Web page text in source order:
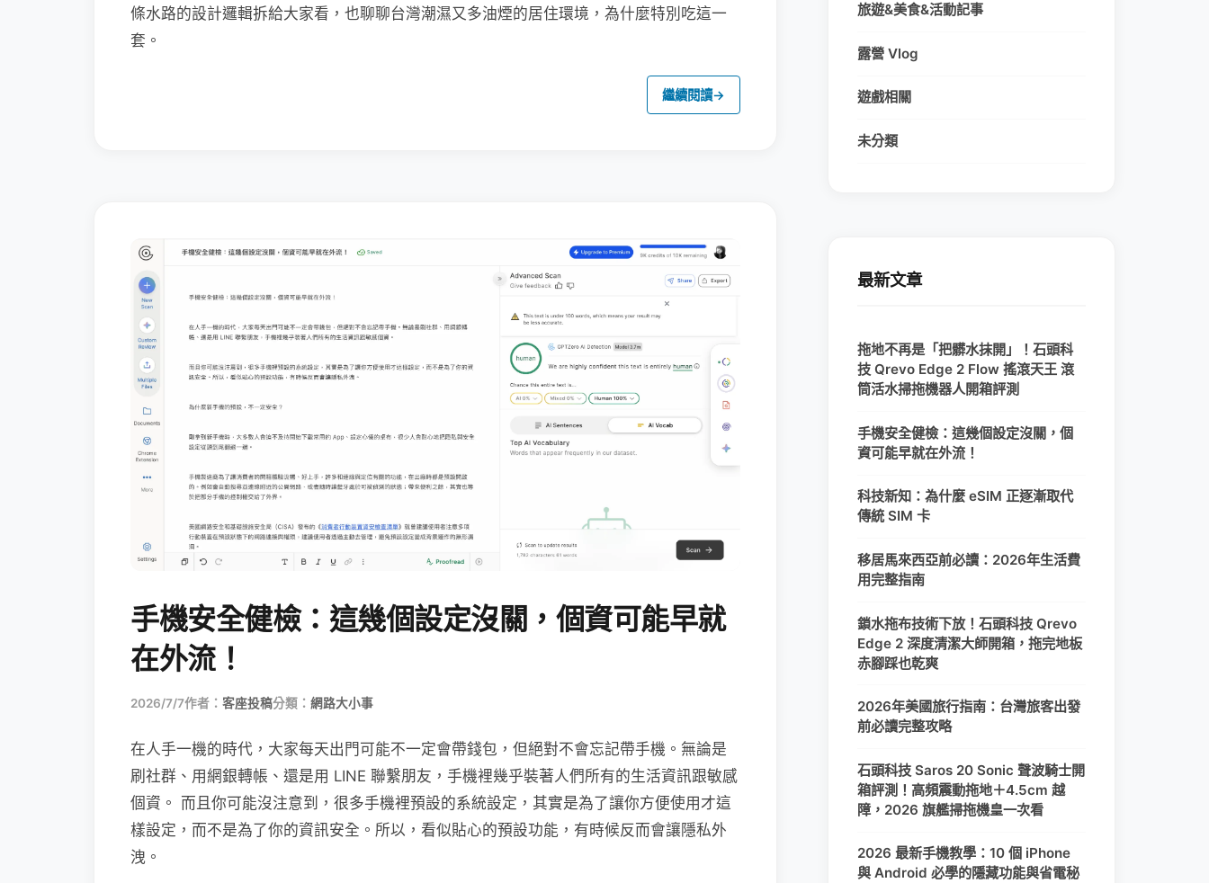
條水路的設計邏輯拆給大家看，也聊聊台灣潮濕又多油煙的居住環境，為什麼特別吃這一
套。
繼續閱讀→
手機安全健檢：這幾個設定沒關，個資可能早就
在外流！
2026/7/7作者： 客座投稿分類： 網路大小事
在人手一機的時代，大家每天出門可能不一定會帶錢包，但絕對不會忘記帶手機。無論是
刷社群、用網銀轉帳、還是用 LINE 聯繫朋友，手機裡幾乎裝著人們所有的生活資訊跟敏感
個資。 而且你可能沒注意到，很多手機裡預設的系統設定，其實是為了讓你方便使用才這
樣設定，而不是為了你的資訊安全。所以，看似貼心的預設功能，有時候反而會讓隱私外
洩。
旅遊&美食&活動記事
露營 Vlog
遊戲相關
未分類
最新文章
拖地不再是「把髒水抹開」！石頭科
技 Qrevo Edge 2 Flow 搖滾天王 滾
筒活水掃拖機器人開箱評測
手機安全健檢：這幾個設定沒關，個
資可能早就在外流！
科技新知：為什麼 eSIM 正逐漸取代
傳統 SIM 卡
移居馬來西亞前必讀：2026年生活費
用完整指南
鎖水拖布技術下放！石頭科技 Qrevo
Edge 2 深度清潔大師開箱，拖完地板
赤腳踩也乾爽
2026年美國旅行指南：台灣旅客出發
前必讀完整攻略
石頭科技 Saros 20 Sonic 聲波騎士開
箱評測！高頻震動拖地＋4.5cm 越
障，2026 旗艦掃拖機皇一次看
2026 最新手機教學：10 個 iPhone
與 Android 必學的隱藏功能與省電秘